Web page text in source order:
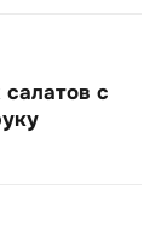
с